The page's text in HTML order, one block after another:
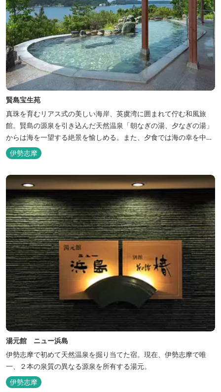
賢島宝生苑
真珠を育むリアス式の美しい海岸、英虞湾に囲まれて佇む和風旅
館。賢島の源泉を引き込んだ天然温泉「朝なぎの湯、夕なぎの湯」
からは海を一望する絶景を愉しめる。また、夕食では海の幸を中心
とした和会席でおもてなしいたします。
伊勢志摩
湯元館 ニュー浜島
伊勢志摩で初めて天然温泉を掘り当てた宿。現在、伊勢志摩で唯
一、２本の泉質の異なる源泉を所有する湯元。
伊勢志摩